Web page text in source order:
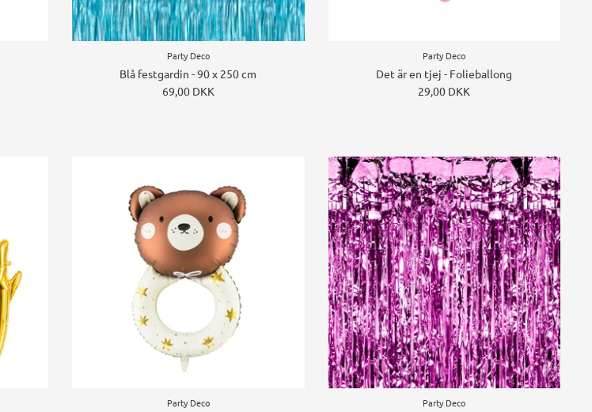
Party Deco
Blå festgardin - 90 x 250 cm
69,00 DKK
Party Deco
Det är en tjej - Folieballong
29,00 DKK
Party Deco Party Deco